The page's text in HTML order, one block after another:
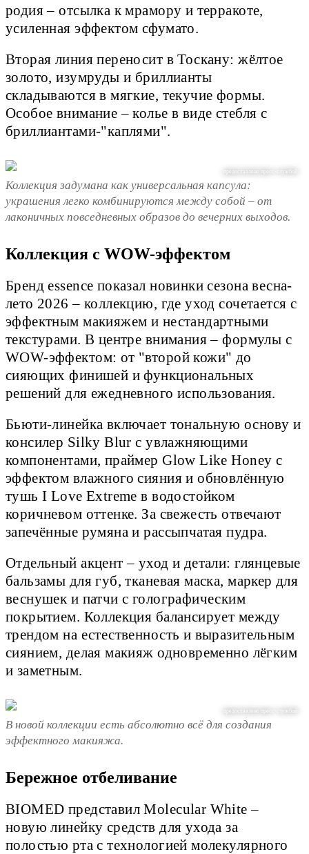
родия – отсылка к мрамору и терракоте,
усиленная эффектом сфумато.
Вторая линия переносит в Тоскану: жёлтое
золото, изумруды и бриллианты
складываются в мягкие, текучие формы.
Особое внимание – колье в виде стебля с
бриллиантами-"каплями".
предоставлено пресс-службой
Коллекция задумана как универсальная капсула:
украшения легко комбинируются между собой – от
лаконичных повседневных образов до вечерних выходов.
Коллекция с WOW-эффектом
Бренд essence показал новинки сезона весна-
лето 2026 – коллекцию, где уход сочетается с
эффектным макияжем и нестандартными
текстурами. В центре внимания – формулы с
WOW-эффектом: от "второй кожи" до
сияющих финишей и функциональных
решений для ежедневного использования.
Бьюти-линейка включает тональную основу и
консилер Silky Blur с увлажняющими
компонентами, праймер Glow Like Honey с
эффектом влажного сияния и обновлённую
тушь I Love Extreme в водостойком
коричневом оттенке. За свежесть отвечают
запечённые румяна и рассыпчатая пудра.
Отдельный акцент – уход и детали: глянцевые
бальзамы для губ, тканевая маска, маркер для
веснушек и патчи с голографическим
покрытием. Коллекция балансирует между
трендом на естественность и выразительным
сиянием, делая макияж одновременно лёгким
и заметным.
предоставлено пресс-службой
В новой коллекции есть абсолютно всё для создания
эффектного макияжа.
Бережное отбеливание
BIOMED представил Molecular White –
новую линейку средств для ухода за
полостью рта с технологией молекулярного